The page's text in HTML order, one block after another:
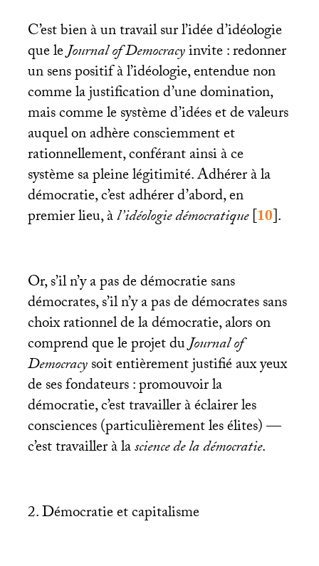
C’est bien à un travail sur l’idée d’idéologie
que leJournal of Democracyinvite : redonner
un sens positif à l’idéologie, entendue non
comme la justification d’une domination,
mais comme le système d’idées et de valeurs
auquel on adhère consciemment et
rationnellement, conférant ainsi à ce
système sa pleine légitimité. Adhérer à la
démocratie, c’est adhérer d’abord, en
premier lieu, àl’idéologie démocratique[10].
Or, s’il n’y a pas de démocratie sans
démocrates, s’il n’y a pas de démocrates sans
choix rationnel de la démocratie, alors on
comprend que le projet duJournal of
Democracysoit entièrement justifié aux yeux
de ses fondateurs : promouvoir la
démocratie, c’est travailler à éclairer les
consciences (particulièrement les élites) —
c’est travailler à lascience de la démocratie.
2. Démocratie et capitalisme